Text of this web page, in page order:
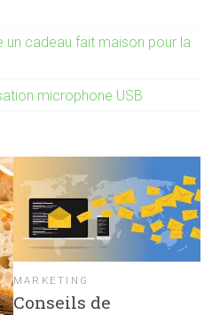
un cadeau fait maison pour la
microphone USB
MARKETING
Conseils de